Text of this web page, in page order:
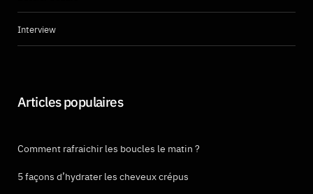
Interview
Articles populaires
Comment rafraichir les boucles le matin ?
5 façons d’hydrater les cheveux crépus